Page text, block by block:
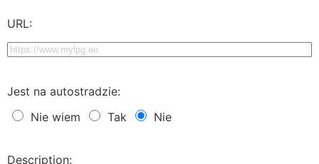
URL:
Jest na autostradzie:
Nie wiem
Tak Nie
Description: